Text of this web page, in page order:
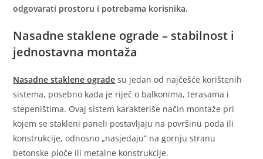
odgovarati prostoru i potrebama korisnika.
Nasadne staklene ograde – stabilnost i
jednostavna montaža
Nasadne staklene ograde su jedan od najčešće korištenih
sistema, posebno kada je riječ o balkonima, terasama i
stepeništima. Ovaj sistem karakteriše način montaže pri
kojem se stakleni paneli postavljaju na površinu poda ili
konstrukcije, odnosno „nasjedaju“ na gornju stranu
betonske ploče ili metalne konstrukcije.